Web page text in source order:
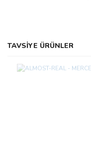
TAVSİYE ÜRÜNLER